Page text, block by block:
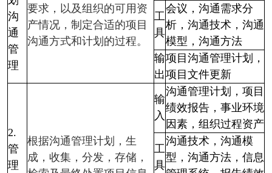
沟
通
管
理
要求，以及组织的可用资
产情况，制定合适的项目
沟通方式和计划的过程。
工
具
会议，沟通需求分
析，沟通技术，沟通
模型，沟通方法
输
出
项目沟通管理计划，
项目文件更新
2.
管
理
根据沟通管理计划，生
成，收集，分发，存储，
输
入
沟通管理计划，项目
绩效报告，事业环境
因素，组织过程资产
工
具
沟通技术，沟通模
型，沟通方法，信息